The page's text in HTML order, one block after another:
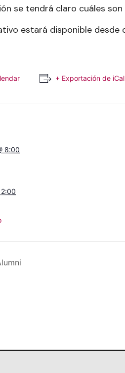
se tendrá claro cuáles
estará disponible desde
+ Exportación de iCal
8:00